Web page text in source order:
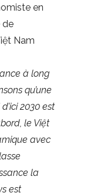
en
de
Nam
à long
qu’une
2030 est
le Việt
avec
la
est